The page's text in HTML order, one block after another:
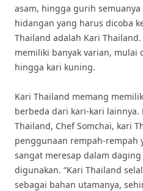
asam, hingga gurih semuanya
hidangan yang harus dicoba
Thailand adalah Kari
memiliki banyak varian, mulai
hingga kari kuning.
Kari Thailand memang
berbeda dari kari-kari
Thailand, Chef Somchai, kari
penggunaan rempah-rempah
sangat meresap dalam
digunakan. “Kari Thailand
sebagai bahan utamanya,